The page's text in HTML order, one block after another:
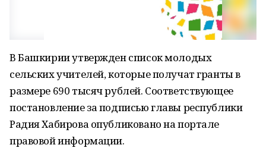
В Башкирии утвержден список молодых
сельских учителей, которые получат гранты в
размере 690 тысяч рублей. Соответствующее
постановление за подписью главы республики
Радия Хабирова опубликовано на портале
правовой информации.